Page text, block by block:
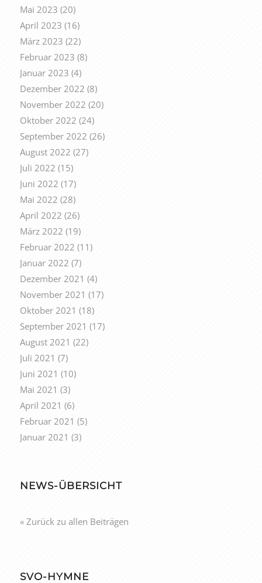
Mai 2023 (20)
April 2023 (16)
März 2023 (22)
Februar 2023 (8)
Januar 2023 (4)
Dezember 2022 (8)
November 2022 (20)
Oktober 2022 (24)
September 2022 (26)
August 2022 (27)
Juli 2022 (15)
Juni 2022 (17)
Mai 2022 (28)
April 2022 (26)
März 2022 (19)
Februar 2022 (11)
Januar 2022 (7)
Dezember 2021 (4)
November 2021 (17)
Oktober 2021 (18)
September 2021 (17)
August 2021 (22)
Juli 2021 (7)
Juni 2021 (10)
Mai 2021 (3)
April 2021 (6)
Februar 2021 (5)
Januar 2021 (3)
NEWS-ÜBERSICHT
« Zurück zu allen Beiträgen
SVO-HYMNE